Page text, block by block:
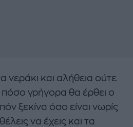
νεράκι και αλήθεια ούτε
γρήγορα θα έρθει ο
ξεκίνα όσο είναι νωρίς
να έχεις και τα